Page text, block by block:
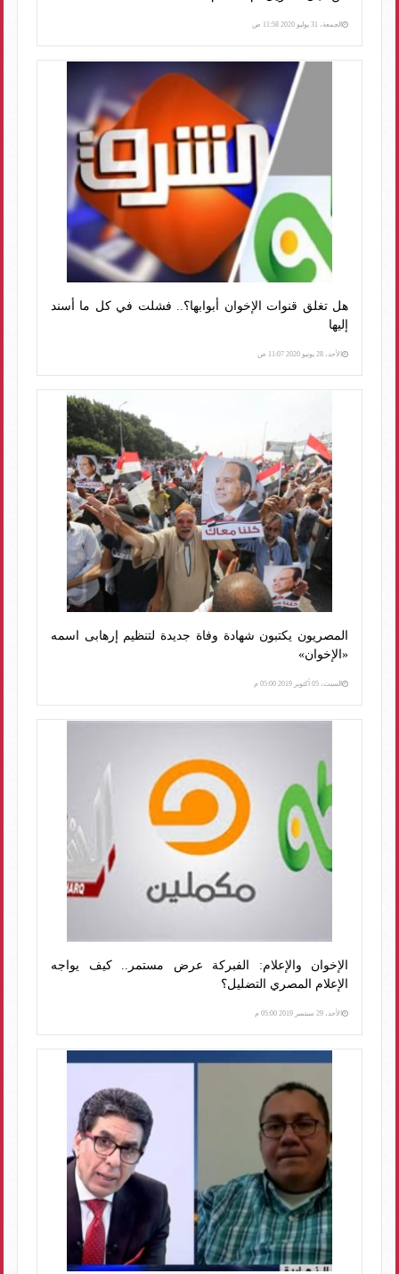
الجمعة، 31 يوليو 2020 11:58 ص
هل تغلق قنوات الإخوان أبوابها؟.. فشلت في كل ما أسند
إليها
الأحد، 28 يونيو 2020 11:07 ص
المصريون يكتبون شهادة وفاة جديدة لتنظيم إرهابى اسمه
«الإخوان»
السبت، 05 أكتوبر 2019 05:00 م
الإخوان والإعلام: الفبركة عرض مستمر.. كيف يواجه
الإعلام المصري التضليل؟
الأحد، 29 سبتمبر 2019 05:00 م